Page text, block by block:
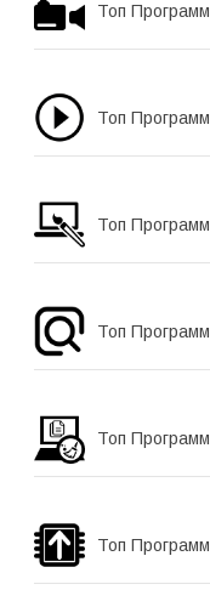
Топ
Топ
Топ
Топ
Топ
Топ